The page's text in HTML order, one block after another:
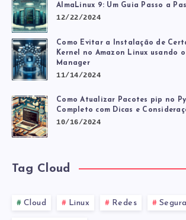
AlmaLinux 9: Um Guia Passo a
12/22/2024
Como Evitar a Instalação de
Kernel no Amazon Linux usando o
Manager
11/14/2024
Como Atualizar Pacotes pip no
Completo com Dicas e
10/16/2024
Tag Cloud
Cloud Linux Redes